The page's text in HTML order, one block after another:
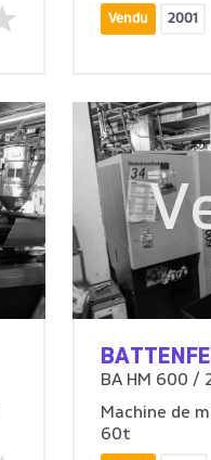
Vendu 2001
BA HM 600 /
Machine de
60t